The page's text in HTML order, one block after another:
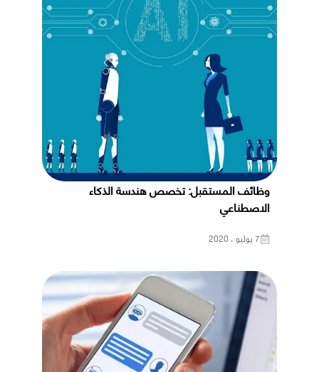
وظائف المستقبل: تخصص هندسة الذكاء
الاصطناعي
7 يوليو ، 2020